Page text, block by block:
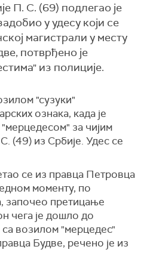
П. С. (69) подлегао је
у удесу који се
магистрали у месту
потврђено је
из полиције.
"сузуки"
ознака, када је
за чијим
(49) из Србије. Удес се
се из правца Петровца
моменту, по
започео претицање
чега је дошло до
са возилом "мерцедес"
Будве, речено је из